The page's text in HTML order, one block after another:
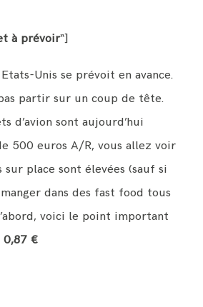
à prévoir“]
Unis se prévoit en avance.
partir sur un coup de tête.
d’avion sont aujourd’hui
500 euros A/R, vous allez voir
sur place sont élevées (sauf si
dans des fast food tous
voici le point important
0,87 €